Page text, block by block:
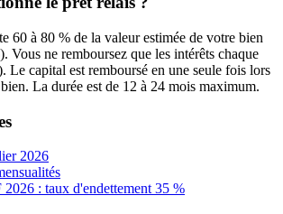
60 à 80 % de la valeur estimée de votre bien
Vous ne remboursez que les intérêts chaque
Le capital est remboursé en une seule fois lors
La durée est de 12 à 24 mois maximum.
2026
2026 : taux d'endettement 35 %